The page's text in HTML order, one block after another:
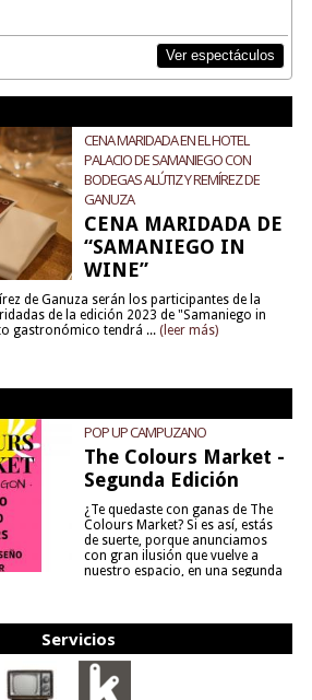
Ver espectáculos
CENA MARIDADA EN EL HOTEL
PALACIO DE SAMANIEGO CON
BODEGAS ALÚTIZ Y REMÍREZ DE
GANUZA
CENA MARIDADA DE
“SAMANIEGO IN
WINE”
de Ganuza serán los participantes de la
de la edición 2023 de "Samaniego in
gastronómico tendrá ... (leer más)
POP UP CAMPUZANO
The Colours Market -
Segunda Edición
¿Te quedaste con ganas de The
Colours Market? Si es así, estás
de suerte, porque anunciamos
con gran ilusión que vuelve a
nuestro espacio, en una segunda
Servicios